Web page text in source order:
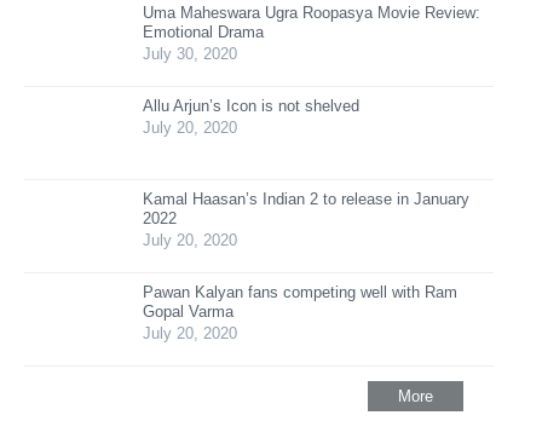
Uma Maheswara Ugra Roopasya Movie Review:
Emotional Drama
July 30, 2020
Allu Arjun’s Icon is not shelved
July 20, 2020
Kamal Haasan’s Indian 2 to release in January
2022
July 20, 2020
Pawan Kalyan fans competing well with Ram
Gopal Varma
July 20, 2020
More